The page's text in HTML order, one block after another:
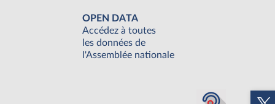
OPEN DATA
Accédez à toutes
les données de
l'Assemblée nationale